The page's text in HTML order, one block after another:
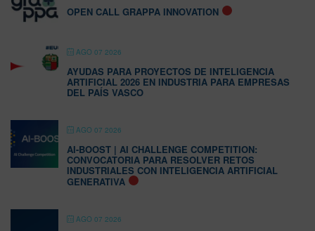
OPEN CALL GRAPPA INNOVATION
AGO 07 2026
AYUDAS PARA PROYECTOS DE INTELIGENCIA
ARTIFICIAL 2026 EN INDUSTRIA PARA EMPRESAS
DEL PAÍS VASCO
AGO 07 2026
AI-BOOST | AI CHALLENGE COMPETITION:
CONVOCATORIA PARA RESOLVER RETOS
INDUSTRIALES CON INTELIGENCIA ARTIFICIAL
GENERATIVA
AGO 07 2026